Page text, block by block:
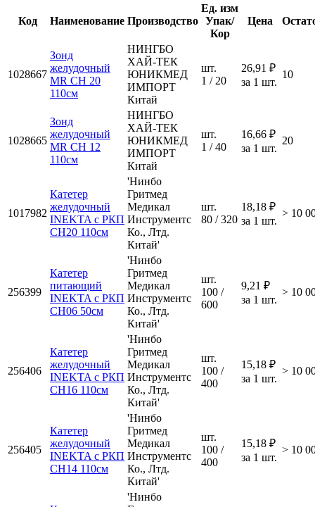
Код Наименование Производство
Ед. изм
Упак/
Кор
Цена
1028667
Зонд
желудочный
MR CH 20
110см
НИНГБО
ХАЙ-ТЕК
ЮНИКМЕД
ИМПОРТ
Китай
шт.
1 / 20
26,91 ₽
за 1 шт.
10
1028665
Зонд
желудочный
MR CH 12
110см
НИНГБО
ХАЙ-ТЕК
ЮНИКМЕД
ИМПОРТ
Китай
шт.
1 / 40
16,66 ₽
за 1 шт.
20
1017982
Катетер
желудочный
INEKTA с РКП
CH20 110см
'Нинбо
Гритмед
Медикал
Инструментс
Ко., Лтд.
Китай'
шт.
80 / 320
18,18 ₽
за 1 шт.
> 10
256399
Катетер
питающий
INEKTA с РКП
CH06 50см
'Нинбо
Гритмед
Медикал
Инструментс
Ко., Лтд.
Китай'
шт.
100 /
600
9,21 ₽
за 1 шт.
> 10
256406
Катетер
желудочный
INEKTA с РКП
CH16 110см
'Нинбо
Гритмед
Медикал
Инструментс
Ко., Лтд.
Китай'
шт.
100 /
400
15,18 ₽
за 1 шт.
> 10
256405
Катетер
желудочный
INEKTA с РКП
CH14 110см
'Нинбо
Гритмед
Медикал
Инструментс
Ко., Лтд.
Китай'
шт.
100 /
400
15,18 ₽
за 1 шт.
> 10
'Нинбо